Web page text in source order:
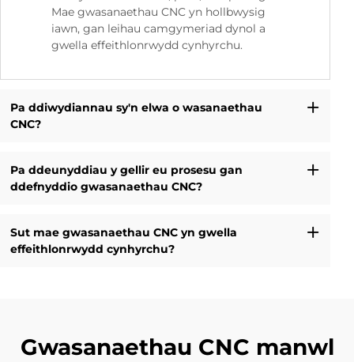
Mae gwasanaethau CNC yn hollbwysig
iawn, gan leihau camgymeriad dynol a
gwella effeithlonrwydd cynhyrchu.
Pa ddiwydiannau sy'n elwa o wasanaethau
CNC?
Pa ddeunyddiau y gellir eu prosesu gan
ddefnyddio gwasanaethau CNC?
Sut mae gwasanaethau CNC yn gwella
effeithlonrwydd cynhyrchu?
Gwasanaethau CNC manwl